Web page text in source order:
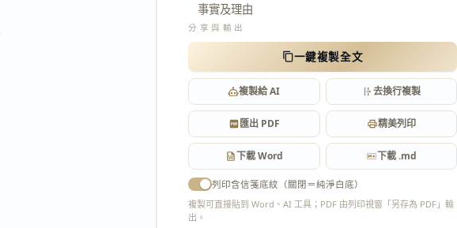
事實及理由
分享與輸出
一鍵複製全文
複製給 AI 去換行複製
匯出 PDF 精美列印
下載 Word 下載 .md
列印含信箋底紋（關閉＝純淨白底）
複製可直接貼到 Word、AI 工具；PDF 由列印視窗「另存為 PDF」輸
出。